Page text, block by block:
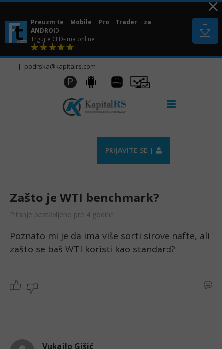
Skip
content
Preuzmite Mobile Pro Trader za
ANDROID
Trgujte CFD-ima online
| podrska@kapitalrs.com
P Android
Huawei
AppGallery
Pro
Trader
PRIJAVITE SE |
Zašto je WTI benchmark?
Pitanje postavljeno pre 4 godine
Poznato mi je da ima više sorti sirove nafte, ali
zašto se baš WTI koristi kao standard?
Vukajlo Gišić